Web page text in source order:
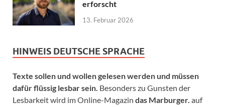
erforscht
13. Februar 2026
HINWEIS DEUTSCHE SPRACHE
Texte sollen und wollen gelesen werden und müssen
dafür flüssig lesbar sein. Besonders zu Gunsten der
Lesbarkeit wird im Online-Magazin das Marburger. auf